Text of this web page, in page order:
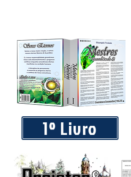
1º Livro